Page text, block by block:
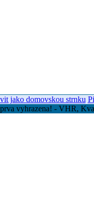
jako domovskou strnku
vyhrazena! - VHR,